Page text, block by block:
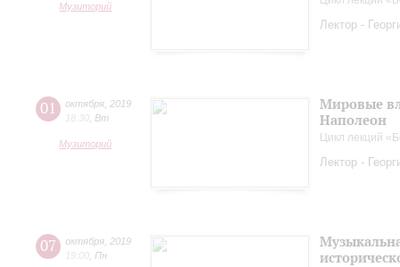
Музиторий
Лектор -
01 октября 2019
18:30 Вт
Музиторий
Мировые
Наполеон
Цикл лекций
Лектор -
07 октября 2019
19:00 Пн